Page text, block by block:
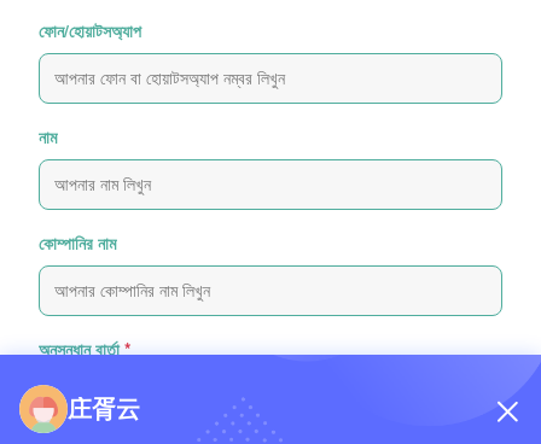
ফোন/হোয়াটসঅ্যাপ
নাম
কোম্পানির নাম
অনুসন্ধান বার্তা *
庄胥云